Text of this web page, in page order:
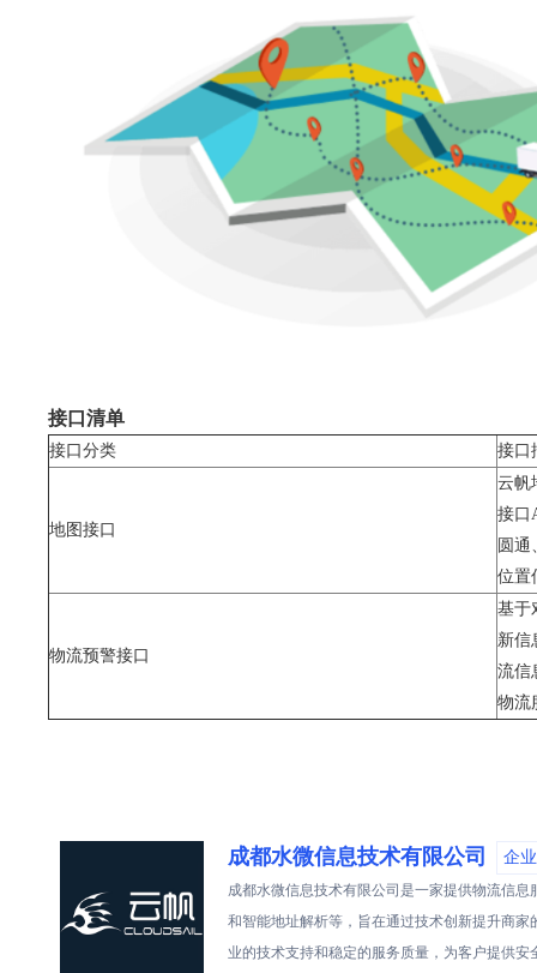
接口清单
接口分类 接口
地图接口
云帆
接口
圆通
位置
物流预警接口
基于
新信
流信
物流
成都水微信息技术有限公司 企业
成都水微信息技术有限公司是一家提供物流信
和智能地址解析等，旨在通过技术创新提升商
业的技术支持和稳定的服务质量，为客户提供安